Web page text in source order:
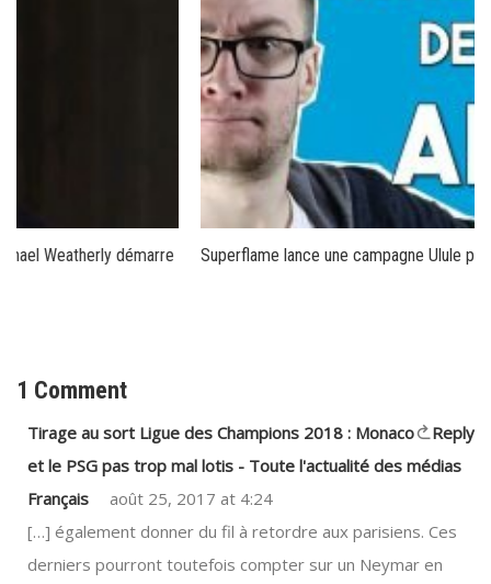
Superflame lance une campagne Ulule pour sa web-série
1 Comment
Reply
Tirage au sort Ligue des Champions 2018 : Monaco
et le PSG pas trop mal lotis - Toute l'actualité des médias
Français
août 25, 2017 at 4:24
[…] également donner du fil à retordre aux parisiens. Ces
derniers pourront toutefois compter sur un Neymar en